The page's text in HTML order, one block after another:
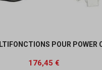
POUR POWER
Prix
176,45 €Prix